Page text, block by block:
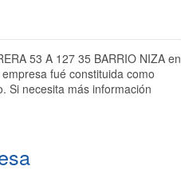
53 A 127 35 BARRIO NIZA en
fué constituida como
Si necesita más información